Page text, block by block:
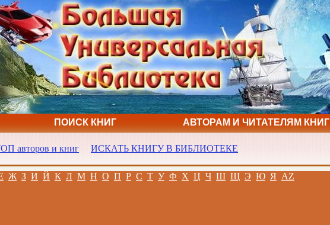
ПОИСК КНИГ АВТОРАМ И ЧИТАТЕЛЯМ КНИГ
авторов и книг ИСКАТЬ КНИГУ В БИБЛИОТЕКЕ
Ж З И Й К Л М Н О П Р С Т У Ф Х Ц Ч Ш Щ Э Ю Я AZ